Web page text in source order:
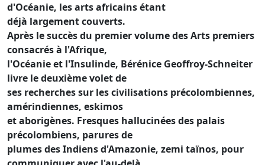
d'Océanie, les arts africains étant
déjà largement couverts.
Après le succès du premier volume des Arts premiers
consacrés à l'Afrique,
l'Océanie et l'Insulinde, Bérénice Geoffroy-Schneiter
livre le deuxième volet de
ses recherches sur les civilisations précolombiennes,
amérindiennes, eskimos
et aborigènes. Fresques hallucinées des palais
précolombiens, parures de
plumes des Indiens d'Amazonie, zemi taïnos, pour